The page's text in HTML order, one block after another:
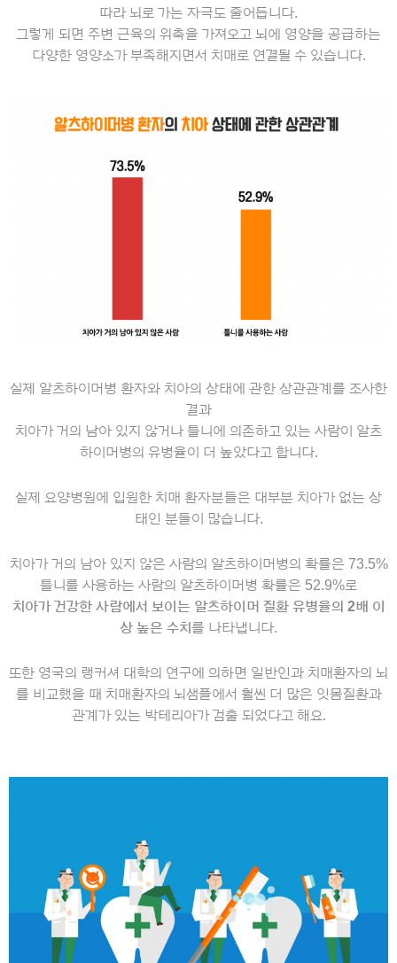
따라 뇌로 가는 자극도 줄어듭니다.
그렇게 되면 주변 근육의 위축을 가져오고 뇌에 영양을 공급하는
다양한 영양소가 부족해지면서 치매로 연결될 수 있습니다.
실제 알츠하이머병 환자와 치아의 상태에 관한 상관관계를 조사한
결과
치아가 거의 남아 있지 않거나 틀니에 의존하고 있는 사람이 알츠
하이머병의 유병율이 더 높았다고 합니다.
실제 요양병원에 입원한 치매 환자분들은 대부분 치아가 없는 상
태인 분들이 많습니다.
치아가 거의 남아 있지 않은 사람의 알츠하이머병의 확률은 73.5%
틀니를 사용하는 사람의 알츠하이머병 확률은 52.9%로
치아가 건강한 사람에서 보이는 알츠하이머 질환 유병율의 2배 이
상 높은 수치 를 나타냅니다.
또한 영국의 랭커셔 대학의 연구에 의하면 일반인과 치매환자의 뇌
를 비교했을 때 치매환자의 뇌샘플에서 훨씬 더 많은 잇몸질환과
관계가 있는 박테리아가 검출 되었다고 해요.